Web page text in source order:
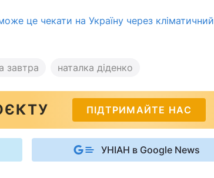
це чекати на Україну через кліматичний
завтра наталка діденко
ПІДТРИМАЙТЕ НАС
УНІАН в Google News